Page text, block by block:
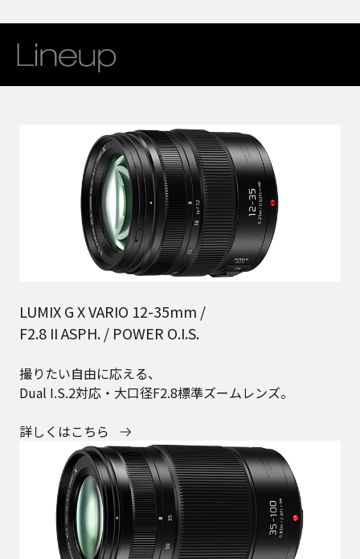
LUMIX G X VARIO 12-35mm /
F2.8 II ASPH. / POWER O.I.S.
撮りたい自由に応える、
Dual I.S.2対応・大口径F2.8標準ズームレンズ。
詳しくはこちら